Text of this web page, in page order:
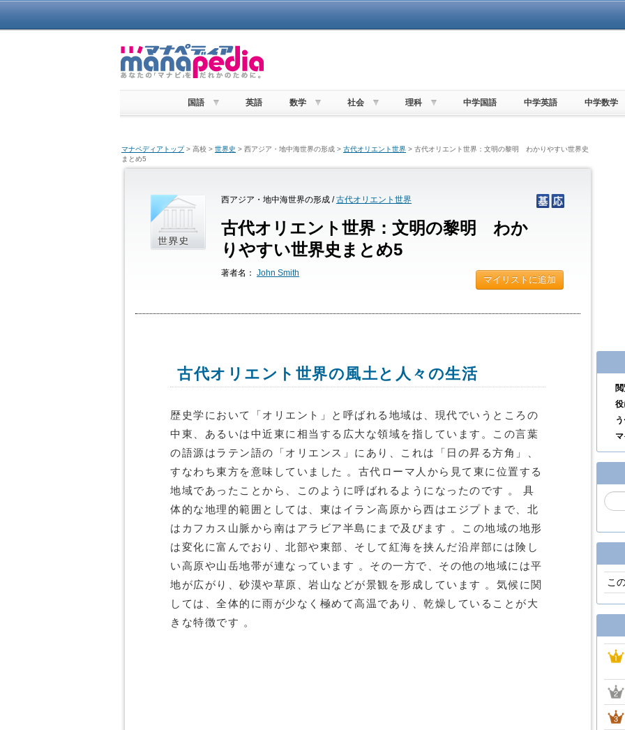
国語 英語 数学 社会 理科 中学国語 中学英語 中学数学
マナペディアトップ> 高校 > 世界史 > 西アジア・地中海世界の形成 > 古代オリエント世界 > 古代オリエント世界：文明の黎明 わかりやすい世界史
まとめ5
西アジア・地中海世界の形成 /古代オリエント世界
古代オリエント世界：文明の黎明 わか
りやすい世界史まとめ5
著者名： John Smith
マイリストに追加
古代オリエント世界の風土と人々の生活
歴史学において「オリエント」と呼ばれる地域は、現代でいうところの
中東、あるいは中近東に相当する広大な領域を指しています。この言葉
の語源はラテン語の「オリエンス」にあり、これは「日の昇る方角」、
すなわち東方を意味していました 。古代ローマ人から見て東に位置する
地域であったことから、このように呼ばれるようになったのです 。 具
体的な地理的範囲としては、東はイラン高原から西はエジプトまで、北
はカフカス山脈から南はアラビア半島にまで及びます 。この地域の地形
は変化に富んでおり、北部や東部、そして紅海を挟んだ沿岸部には険し
い高原や山岳地帯が連なっています 。その一方で、その他の地域には平
地が広がり、砂漠や草原、岩山などが景観を形成しています 。気候に関
しては、全体的に雨が少なく極めて高温であり、乾燥していることが大
きな特徴です 。
こ